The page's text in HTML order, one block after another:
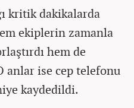
kritik dakikalarda
ekiplerin zamanla
hem de
anlar ise cep telefonu
kaydedildi.